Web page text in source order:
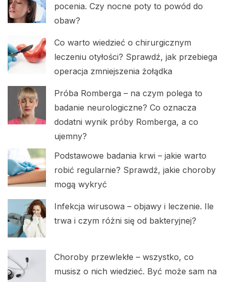
pocenia. Czy nocne poty to powód do
obaw?
Co warto wiedzieć o chirurgicznym
leczeniu otyłości? Sprawdź, jak przebiega
operacja zmniejszenia żołądka
Próba Romberga – na czym polega to
badanie neurologiczne? Co oznacza
dodatni wynik próby Romberga, a co
ujemny?
Podstawowe badania krwi – jakie warto
robić regularnie? Sprawdź, jakie choroby
mogą wykryć
Infekcja wirusowa – objawy i leczenie. Ile
trwa i czym różni się od bakteryjnej?
Choroby przewlekłe – wszystko, co
musisz o nich wiedzieć. Być może sam na